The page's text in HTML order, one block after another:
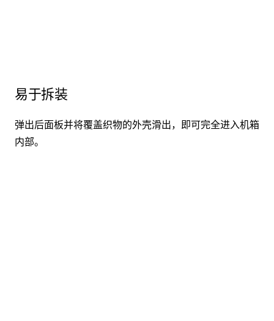
易于拆装
弹出后面板并将覆盖织物的外壳滑出，即可完全进入机箱
内部。